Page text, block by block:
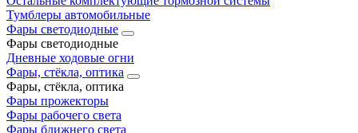
Тумблеры автомобильные
Фары светодиодные
Фары светодиодные
Дневные ходовые огни
Фары, стёкла, оптика
Фары, стёкла, оптика
Фары прожекторы
Фары рабочего света
Фары ближнего света